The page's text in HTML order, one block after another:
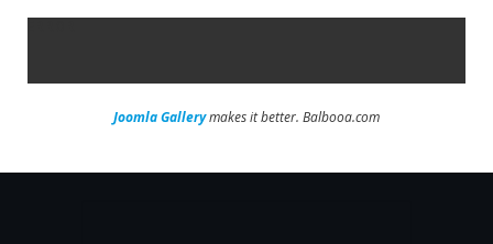
Joomla Gallerymakes it better. Balbooa.com